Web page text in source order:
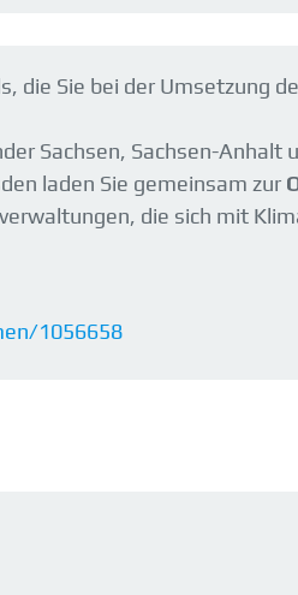
die Sie bei der Umsetzung
Sachsen, Sachsen-Anhalt
laden Sie gemeinsam zur
die sich mit
1056658